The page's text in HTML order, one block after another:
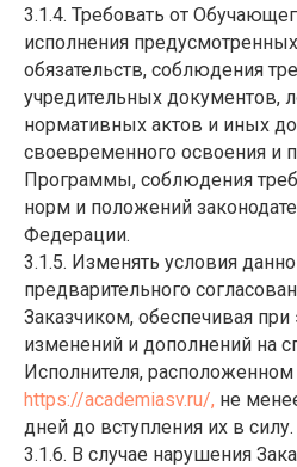
3.1.4. Требовать от
исполнения
обязательств, соблюдения
учредительных документов,
нормативных актов и иных
своевременного освоения и
Программы, соблюдения
норм и положений
Федерации.
3.1.5. Изменять условия
предварительного
Заказчиком, обеспечивая
изменений и дополнений на
Исполнителя, расположенном
https://academiasv.ru/, не
дней до вступления их в силу.
3.1.6. В случае нарушения